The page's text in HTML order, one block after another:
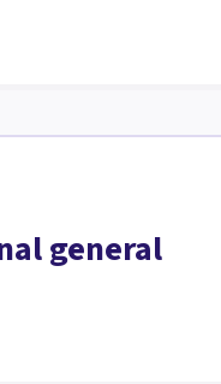
general